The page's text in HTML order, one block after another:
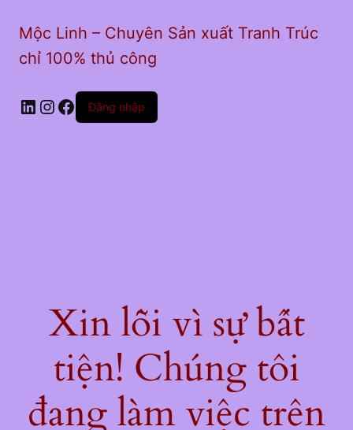
Mộc Linh – Chuyên Sản xuất Tranh Trúc
chỉ 100% thủ công
LinkedIn
Instagram
Facebook
Đăng nhập
Xin lỗi vì sự bất
tiện! Chúng tôi
đang làm việc trên